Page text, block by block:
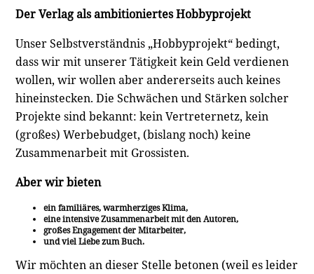
Der Verlag als ambitioniertes Hobbyprojekt
Unser Selbstverständnis „Hobbyprojekt“ bedingt,
dass wir mit unserer Tätigkeit kein Geld verdienen
wollen, wir wollen aber andererseits auch keines
hineinstecken. Die Schwächen und Stärken solcher
Projekte sind bekannt: kein Vertreternetz, kein
(großes) Werbebudget, (bislang noch) keine
Zusammenarbeit mit Grossisten.
Aber wir bieten
ein familiäres, warmherziges Klima,
eine intensive Zusammenarbeit mit den Autoren,
großes Engagement der Mitarbeiter,
und viel Liebe zum Buch.
Wir möchten an dieser Stelle betonen (weil es leider